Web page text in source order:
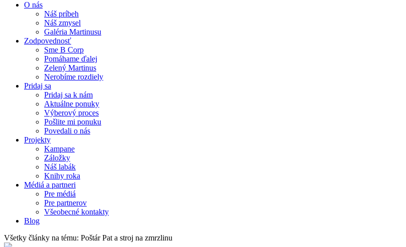
O nás
Náš príbeh
Náš zmysel
Galéria Martinusu
Zodpovednosť
Sme B Corp
Pomáhame ďalej
Zelený Martinus
Nerobíme rozdiely
Pridaj sa
Pridaj sa k nám
Aktuálne ponuky
Výberový proces
Pošlite mi ponuku
Povedali o nás
Projekty
Kampane
Záložky
Náš labák
Knihy roka
Médiá a partneri
Pre médiá
Pre partnerov
Všeobecné kontakty
Blog
Všetky články na tému: Poštár Pat a stroj na zmrzlinu